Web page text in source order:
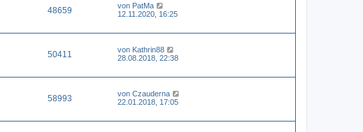
48659 von PatMa
12.11.2020, 16:25
50411 von Kathrin88
28.08.2018, 22:38
58993 von Czauderna
22.01.2018, 17:05